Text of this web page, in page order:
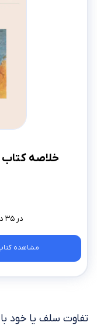
خلاصه
در ۳۵ دقیقه مطالعه کنید
مشاهده
تفاوت سلف یا خود